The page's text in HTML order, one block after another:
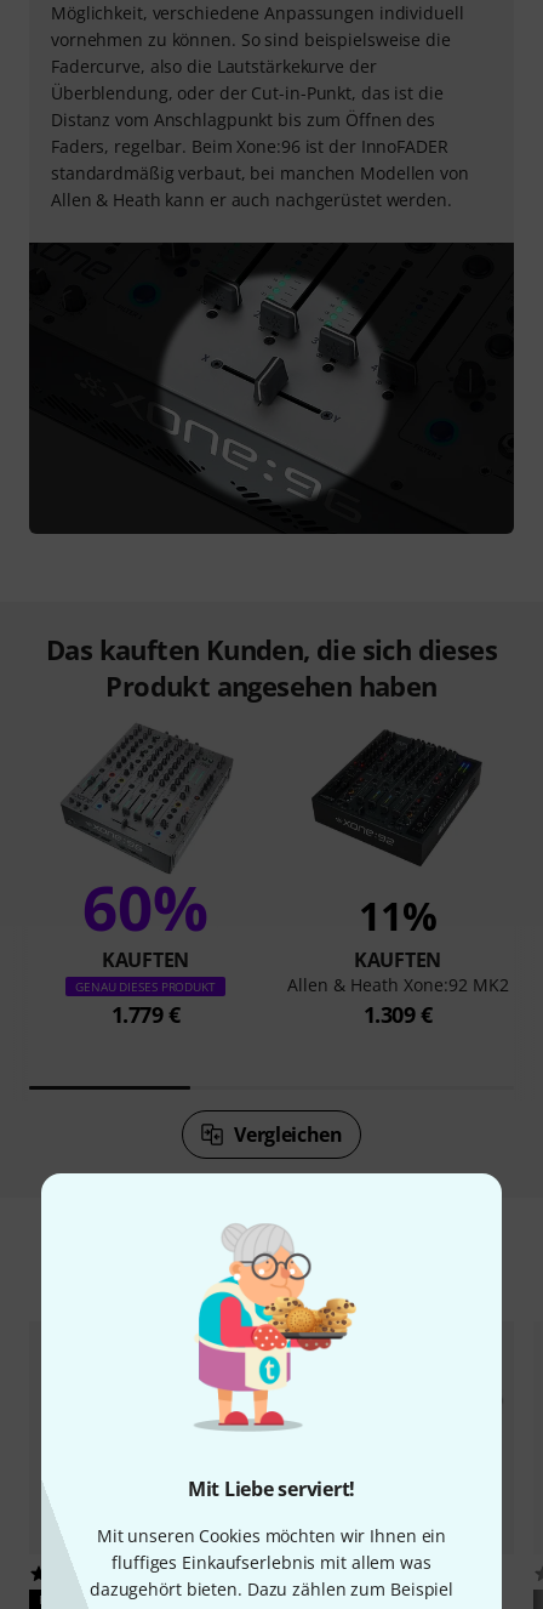
Mit Liebe serviert!
Mit unseren Cookies möchten wir Ihnen ein
fluffiges Einkaufserlebnis mit allem was
dazugehört bieten. Dazu zählen zum Beispiel
Möglichkeit, verschiedene Anpassungen individuell
vornehmen zu können. So sind beispielsweise die
Fadercurve, also die Lautstärkekurve der
Überblendung, oder der Cut-in-Punkt, das ist die
Distanz vom Anschlagpunkt bis zum Öffnen des
Faders, regelbar. Beim Xone:96 ist der InnoFADER
standardmäßig verbaut, bei manchen Modellen von
Allen & Heath kann er auch nachgerüstet werden.
Das kauften Kunden, die sich dieses
Produkt angesehen haben
60%
KAUFTEN
GENAU DIESES PRODUKT
1.779 €
11%
KAUFTEN
Allen & Heath Xone:92 MK2
1.309 €
Vergleichen
Zubehör & passende Artikel
46
PASST GARANTIERT
28
PASST GARANTIERT